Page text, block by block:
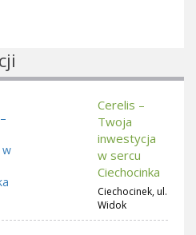
Cerelis –
Twoja
inwestycja
w sercu
Ciechocinka
Ciechocinek, ul.
Widok